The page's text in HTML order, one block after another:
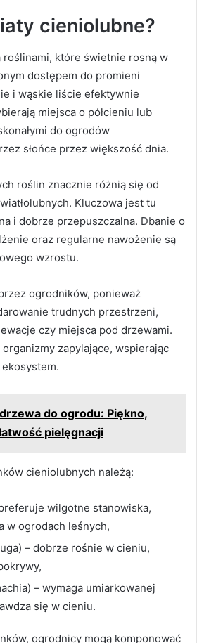
cieniolubne?
roślinami, które świetnie rosną w
dostępem do promieni
i wąskie liście efektywnie
miejsca o półcieniu lub
do ogrodów
słońce przez większość dnia.
roślin znacznie różnią się od
Kluczowa jest tu
i dobrze przepuszczalna. Dbanie o
oraz regularne nawożenie są
wzrostu.
ogrodników, ponieważ
trudnych przestrzeni,
czy miejsca pod drzewami.
zapylające, wspierając
do ogrodu: Piękno,
pielęgnacji
cieniolubnych należą:
wilgotne stanowiska,
w ogrodach leśnych,
– dobrze rośnie w cieniu,
– wymaga umiarkowanej
się w cieniu.
ogrodnicy mogą komponować